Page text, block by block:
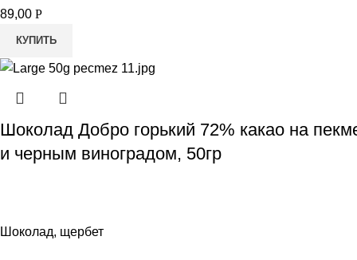
89,00 Р
КУПИТЬ
Шоколад Добро горький 72% какао на
и черным виноградом, 50гр
Шоколад, щербет